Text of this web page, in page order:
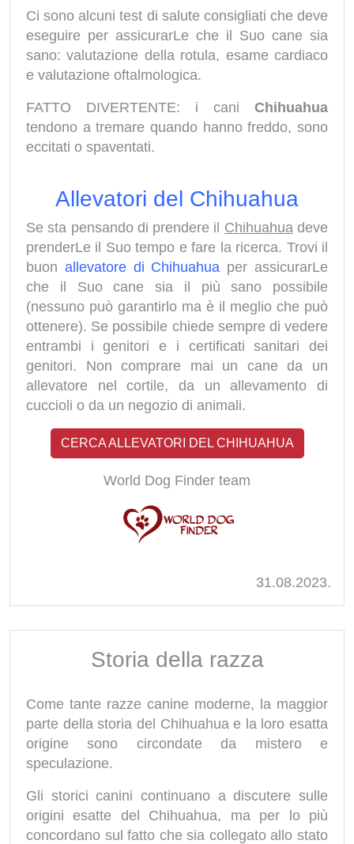
Ci sono alcuni test di salute consigliati che deve
eseguire per assicurarLe che il Suo cane sia
sano: valutazione della rotula, esame cardiaco
e valutazione oftalmologica.
FATTO DIVERTENTE: i cani Chihuahua
tendono a tremare quando hanno freddo, sono
eccitati o spaventati.
Allevatori del Chihuahua
Se sta pensando di prendere il Chihuahuadeve
prenderLe il Suo tempo e fare la ricerca. Trovi il
buon allevatore di Chihuahua per assicurarLe
che il Suo cane sia il più sano possibile
(nessuno può garantirlo ma è il meglio che può
ottenere). Se possibile chiede sempre di vedere
entrambi i genitori e i certificati sanitari dei
genitori. Non comprare mai un cane da un
allevatore nel cortile, da un allevamento di
cuccioli o da un negozio di animali.
CERCA ALLEVATORI DEL CHIHUAHUA
World Dog Finder team
31.08.2023.
Storia della razza
Come tante razze canine moderne, la maggior
parte della storia del Chihuahua e la loro esatta
origine sono circondate da mistero e
speculazione.
Gli storici canini continuano a discutere sulle
origini esatte del Chihuahua, ma per lo più
concordano sul fatto che sia collegato allo stato